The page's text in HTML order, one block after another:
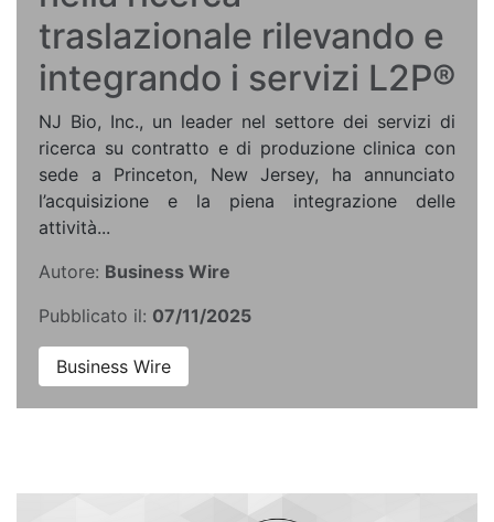
traslazionale rilevando e
integrando i servizi L2P®
NJ Bio, Inc., un leader nel settore dei servizi di
ricerca su contratto e di produzione clinica con
sede a Princeton, New Jersey, ha annunciato
l’acquisizione e la piena integrazione delle
attività...
Autore: Business Wire
Pubblicato il: 07/11/2025
Business Wire